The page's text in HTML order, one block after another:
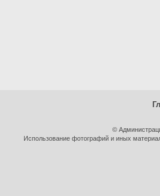
©
Использование фотографий и иных